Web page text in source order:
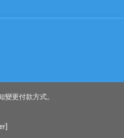
更付款方式。